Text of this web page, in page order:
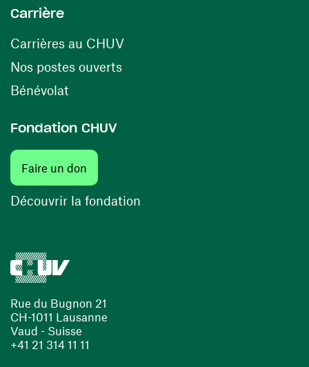
Rue du Bugnon 21
CH-1011 Lausanne
Vaud - Suisse
+41 21 314 11 11
Carrière
Carrières au CHUV(ouvre une nouvelle fenêtre)
Nos postes ouverts(ouvre une nouvelle fenêtre)
Bénévolat
Fondation CHUV
Faire un don
Découvrir la fondation